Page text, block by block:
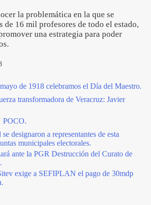
la problemática en la que se
de 16 mil profesores de todo el estado,
una estrategia para poder
de 1918 celebramos el Día del Maestro.
transformadora de Veracruz: Javier
designaron a representantes de esta
municipales electorales.
ante la PGR Destrucción del Curato de
exige a SEFIPLAN el pago de 30mdp